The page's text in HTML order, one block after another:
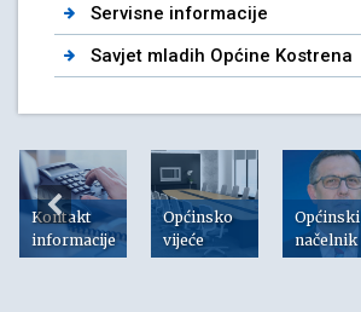
Servisne informacije
Savjet mladih Općine Kostrena
Kontakt
informacije
Općinsko
vijeće
Općinski
načelnik